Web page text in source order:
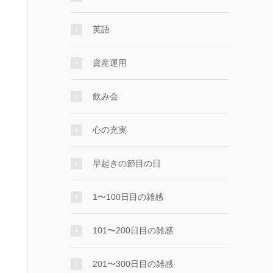
英語
資産運用
飲み会
心の充実
早起きの節目の日
1〜100日目の雑感
101〜200日目の雑感
201〜300日目の雑感